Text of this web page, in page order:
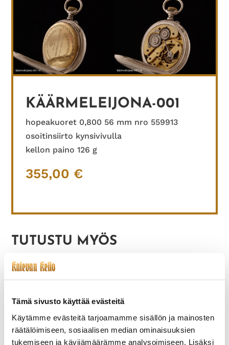
Tämä sivusto käyttää evästeitä
Käytämme evästeitä tarjoamamme sisällön ja mainosten
räätälöimiseen, sosiaalisen median ominaisuuksien
tukemiseen ja kävijämäärämme analysoimiseen. Lisäksi
KÄÄRMELEIJONA-001
hopeakuoret 0,800 56 mm nro 559913
osoitinsiirto kynsivivulla
kellon paino 126 g
355,00 €
TUTUSTU MYÖS